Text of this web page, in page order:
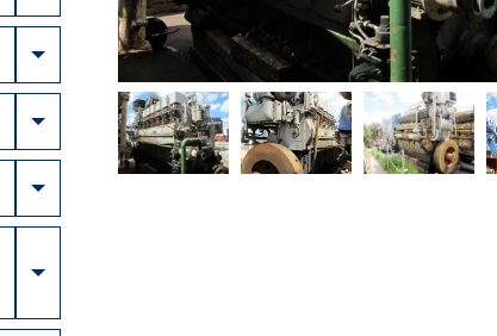
Toggle Dropdown
Toggle Dropdown
Toggle Dropdown
Toggle Dropdown